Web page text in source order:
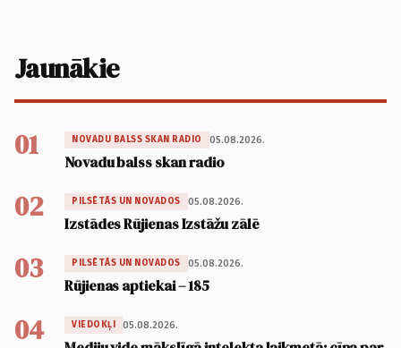
Jaunākie
01 NOVADU BALSS SKAN RADIO 05.08.2026.
Novadu balss skan radio
02 PILSĒTĀS UN NOVADOS 05.08.2026.
Izstādes Rūjienas Izstāžu zālē
03 PILSĒTĀS UN NOVADOS 05.08.2026.
Rūjienas aptiekai – 185
04 VIEDOKĻI 05.08.2026.